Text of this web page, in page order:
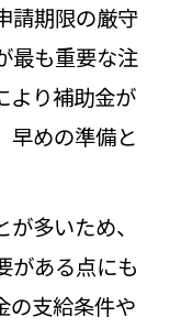
請期限の厳守
最も重要な注
より補助金が
早めの準備と
多いため、
がある点にも
の支給条件や